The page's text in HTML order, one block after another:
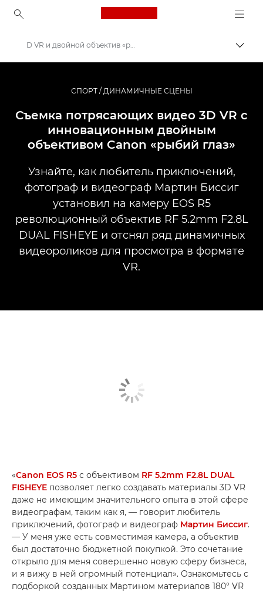
Canon Logo, back to
Профессиональная фото- и видеосъемка
Истории
D VR и двойной объектив «рыбий глаз»
СПОРТ / ДИНАМИЧНЫЕ СЦЕНЫ
Съемка потрясающих видео 3D VR с
инновационным двойным
объективом Canon «рыбий глаз»
Узнайте, как любитель приключений,
фотограф и видеограф Мартин Биссиг
установил на камеру EOS R5
революционный объектив RF 5.2mm F2.8L
DUAL FISHEYE и отснял ряд динамичных
видеороликов для просмотра в формате
VR.
«Canon EOS R5 с объективом RF 5.2mm F2.8L DUAL
FISHEYE позволяет легко создавать материалы 3D VR
даже не имеющим значительного опыта в этой сфере
видеографам, таким как я, — говорит любитель
приключений, фотограф и видеограф Мартин Биссиг.
— У меня уже есть совместимая камера, а объектив
был достаточно бюджетной покупкой. Это сочетание
открыло для меня совершенно новую сферу бизнеса,
и я вижу в ней огромный потенциал». Ознакомьтесь с
подборкой созданных Мартином материалов 180° VR